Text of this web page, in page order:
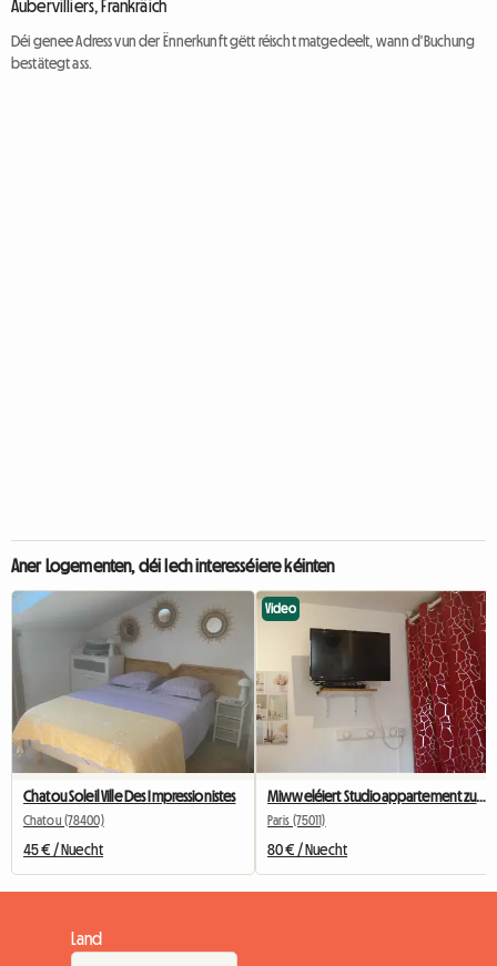
Aubervilliers, Frankräich
Déi genee Adress vun der Ënnerkunft gëtt réischt matgedeelt, wann d'Buchung
bestätegt ass.
Aner Logementen, déi Iech interesséiere kéinten
Chatou Soleil Ville Des Impressionistes
Chatou (78400)
45 € / Nuecht
Video
Miwweléiert Studioappartement zu Bastille fir Studenten, Stagiairen oder Geschäftsreesender.
Paris (75011)
80 € / Nuecht
Land